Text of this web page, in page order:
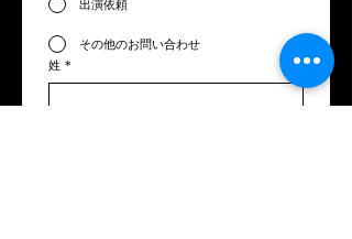
出演依頼
その他のお問い合わせ
姓 *